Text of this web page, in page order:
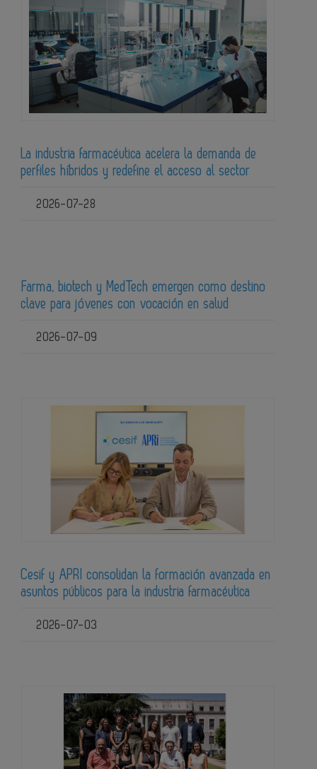
La industria farmacéutica acelera la demanda de
perfiles híbridos y redefine el acceso al sector
2026-07-28
Farma, biotech y MedTech emergen como destino
clave para jóvenes con vocación en salud
2026-07-09
Cesif y APRI consolidan la formación avanzada en
asuntos públicos para la industria farmacéutica
2026-07-03